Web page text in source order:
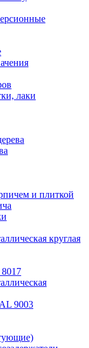
лаки
и плиткой
круглая
9003